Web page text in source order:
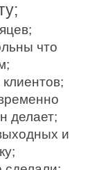
что
делает;
и